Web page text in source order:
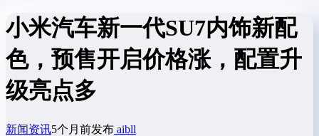
小米汽车新一代SU7内饰新配
色，预售开启价格涨，配置升
级亮点多
新闻资讯5个月前发布 aibll